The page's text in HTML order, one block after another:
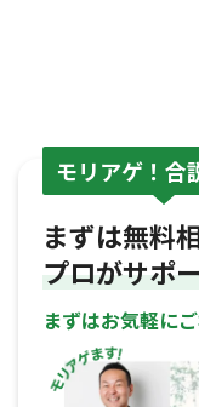
モリアゲ！合
まずは無料
プロがサポ
まずはお気軽に